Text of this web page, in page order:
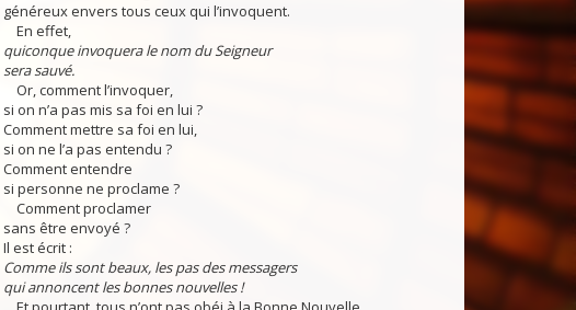
généreux envers tous ceux qui l’invoquent.
En effet,
quiconque invoquera le nom du Seigneur
sera sauvé.
Or, comment l’invoquer,
si on n’a pas mis sa foi en lui ?
Comment mettre sa foi en lui,
si on ne l’a pas entendu ?
Comment entendre
si personne ne proclame ?
Comment proclamer
sans être envoyé ?
Il est écrit :
Comme ils sont beaux, les pas des messagers
qui annoncent les bonnes nouvelles !